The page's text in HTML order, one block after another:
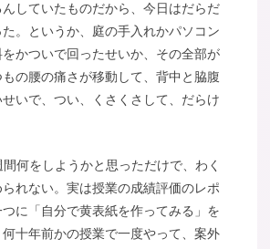
していたものだから、今日はだらだ
。というか、庭の手入れかパソコン
かついで回ったせいか、その全部が
の腰の痛さが移動して、背中と脇腹
いで、つい、くさくさして、だらけ
何をしようかと思っただけで、わく
れない。実は授業の成績評価のレポ
に「自分で黄表紙を作ってみる」を
十年前かの授業で一度やって、案外